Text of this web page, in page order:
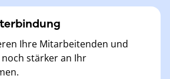
Ihre Mitarbeitenden und
stärker an Ihr